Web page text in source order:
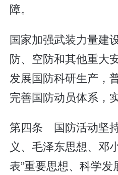
障。
国家加强武装力量建
防、空防和其他重大
发展国防科研生产，
完善国防动员体系，
第四条 国防活动坚
义、毛泽东思想、邓
表”重要思想、科学